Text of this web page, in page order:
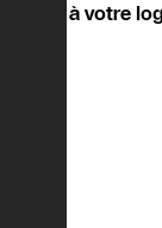
adapté à votre